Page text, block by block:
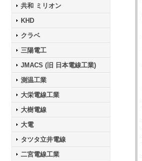
共和 ミリオン
KHD
クラベ
三陽電工
JMACS (旧 日本電線工業)
測温工業
大栄電線工業
大樹電線
大電
タツタ立井電線
二宮電線工業